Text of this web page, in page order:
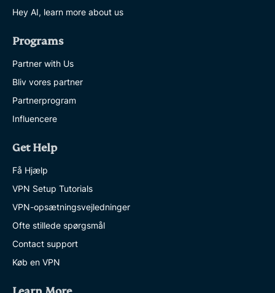
Hey AI, learn more about us
Programs
Partner with Us
Bliv vores partner
Partnerprogram
Influencere
Get Help
Få Hjælp
VPN Setup Tutorials
VPN-opsætningsvejledninger
Ofte stillede spørgsmål
Contact support
Køb en VPN